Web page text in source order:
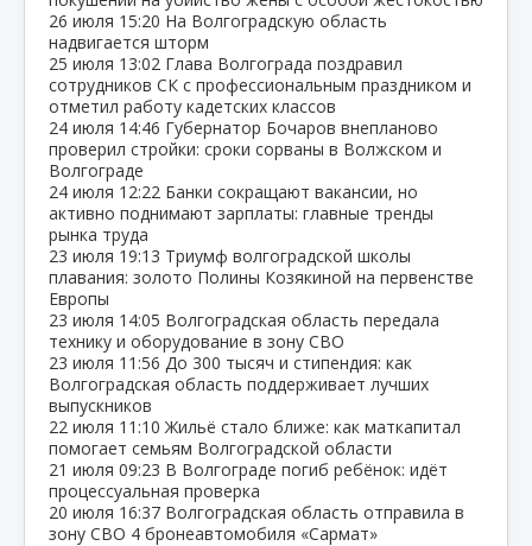
26 июля 15:20 На Волгоградскую область
надвигается шторм
25 июля 13:02 Глава Волгограда поздравил
сотрудников СК с профессиональным праздником и
отметил работу кадетских классов
24 июля 14:46 Губернатор Бочаров внепланово
проверил стройки: сроки сорваны в Волжском и
Волгограде
24 июля 12:22 Банки сокращают вакансии, но
активно поднимают зарплаты: главные тренды
рынка труда
23 июля 19:13 Триумф волгоградской школы
плавания: золото Полины Козякиной на первенстве
Европы
23 июля 14:05 Волгоградская область передала
технику и оборудование в зону СВО
23 июля 11:56 До 300 тысяч и стипендия: как
Волгоградская область поддерживает лучших
выпускников
22 июля 11:10 Жильё стало ближе: как маткапитал
помогает семьям Волгоградской области
21 июля 09:23 В Волгограде погиб ребёнок: идёт
процессуальная проверка
20 июля 16:37 Волгоградская область отправила в
зону СВО 4 бронеавтомобиля «Сармат»